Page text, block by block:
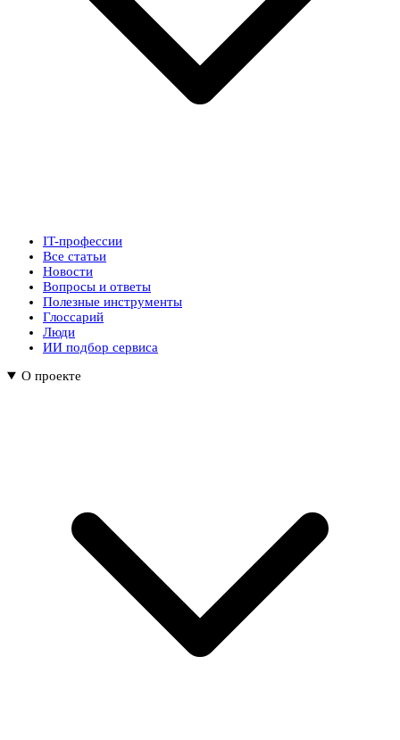
IT-профессии
Все статьи
Новости
Вопросы и ответы
Полезные инструменты
Глоссарий
Люди
ИИ подбор сервиса
О проекте